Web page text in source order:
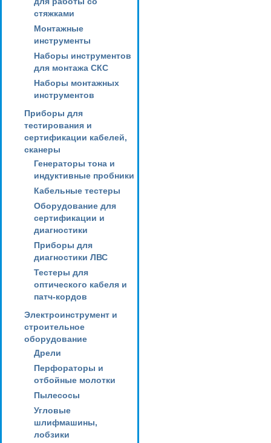
стяжками
Монтажные
инструменты
Наборы инструментов
для монтажа СКС
Наборы монтажных
инструментов
Приборы для
тестирования и
сертификации кабелей,
сканеры
Генераторы тона и
индуктивные пробники
Кабельные тестеры
Оборудование для
сертификации и
диагностики
Приборы для
диагностики ЛВС
Тестеры для
оптического кабеля и
патч-кордов
Электроинструмент и
строительное
оборудование
Дрели
Перфораторы и
отбойные молотки
Пылесосы
Угловые
шлифмашины,
лобзики